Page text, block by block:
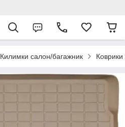
Килимки салон/багажник Коврики